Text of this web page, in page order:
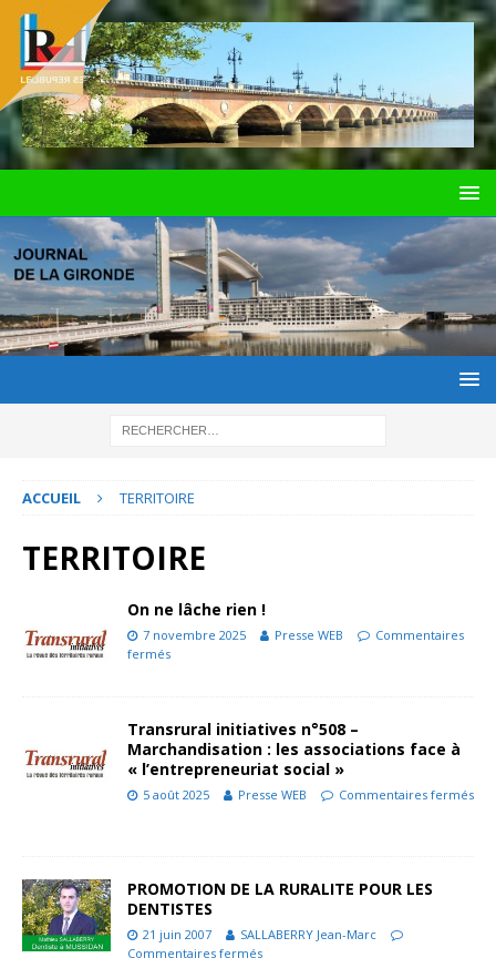
ACCUEIL TERRITOIRE
TERRITOIRE
On ne lâche rien !
7 novembre 2025 Presse WEB
Commentaires
fermés
Transrural initiatives n°508 –
Marchandisation : les associations face à
« l’entrepreneuriat social »
5 août 2025 Presse WEB Commentaires fermés
PROMOTION DE LA RURALITE POUR LES
DENTISTES
21 juin 2007
SALLABERRY Jean-Marc
Commentaires fermés